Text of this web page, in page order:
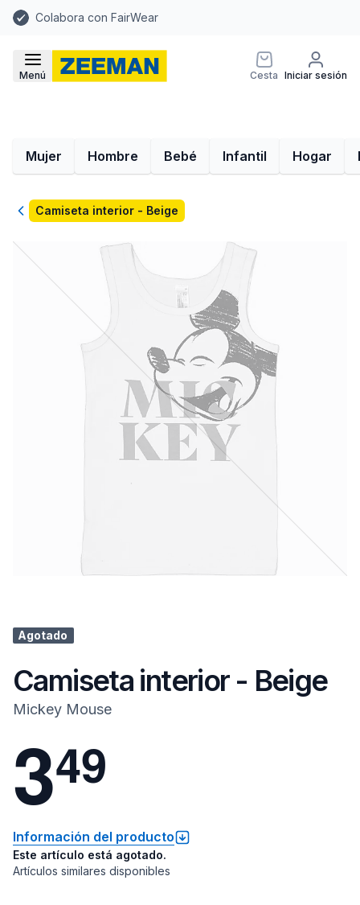
Colabora con FairWear
Menú Cesta Iniciar sesión
Mujer Hombre Bebé Infantil Hogar
VolverCamiseta interior - Beige
Agotado
Camiseta interior - Beige
Mickey Mouse
349
Información del producto
Este artículo está agotado.
Artículos similares disponibles